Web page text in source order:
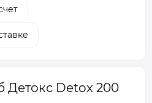
Детокс Detox 200